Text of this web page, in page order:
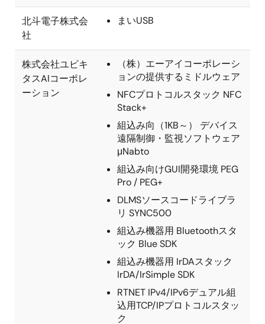
北斗電子株式会
社
まいUSB
株式会社ユビキ
タスAIコーポレ
ーション
（株）エーアイコーポレーシ
ョンの提供するミドルウェア
NFCプロトコルスタック NFC
Stack+
組込み向（1KB～） デバイス
遠隔制御・監視ソフトウェア
μNabto
組込み向けGUI開発環境 PEG
Pro / PEG+
DLMSソースコードライブラ
リ SYNC500
組込み機器用 Bluetoothスタ
ック Blue SDK
組込み機器用 IrDAスタック
IrDA/IrSimple SDK
RTNET IPv4/IPv6デュアル組
込用TCP/IPプロトコルスタッ
ク